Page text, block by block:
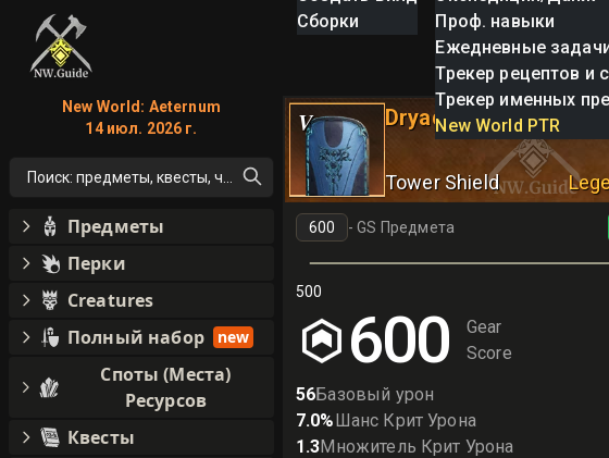
Сборки
Проф. навыки
Ежедневные
Трекер рецептов и
Трекер именных
New World PTR
V Dryad's Tower Shield
Tower Shield
-GS Предмета
500
600
Gear
Score
56Базовый урон
7.0%Шанс Крит Урона
1.3Множитель Крит Урона
New World: Aeternum
14 июл. 2026 г.
Поиск: предметы, квесты, что угодно!
Предметы
Перки
Creatures
Полный набор
new
Споты (Места)
Ресурсов
Квесты